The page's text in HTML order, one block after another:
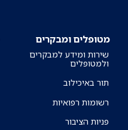
מטופלים ומבקרים
שירות ומידע למבקרים
ולמטופלים
תור באיכילוב
רשומות רפואיות
פניות הציבור